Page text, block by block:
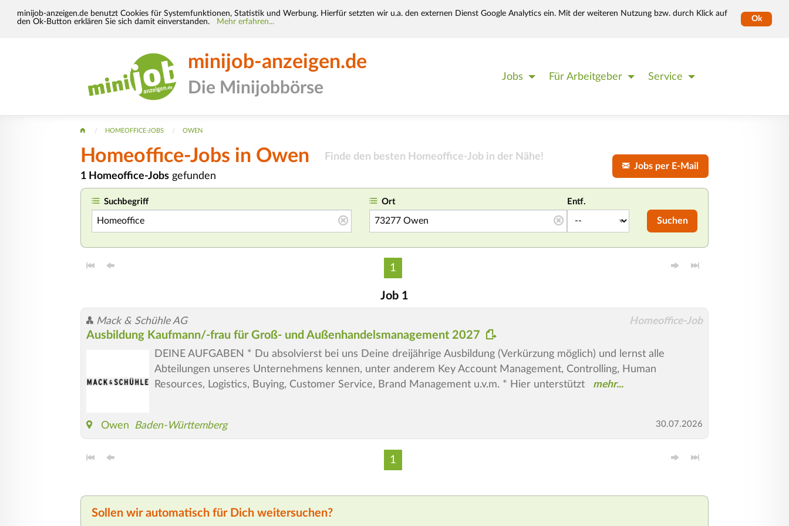
minijob-anzeigen.de benutzt Cookies für Systemfunktionen, Statistik und Werbung. Hierfür setzten wir u.a. den externen Dienst Google Analytics ein. Mit der weiteren Nutzung bzw. durch Klick auf
den Ok-Button erklären Sie sich damit einverstanden.
Mehr erfahren... Ok
minijob-anzeigen.de
Die Minijobbörse
Jobs Für Arbeitgeber Service
HOMEOFFICE-JOBS OWEN
Homeoffice-Jobs in Owen Finde den besten Homeoffice-Job in der Nähe!
1 Homeoffice-Jobs gefunden
Jobs per E-Mail
Suchbegriff Ort Entf.
Suchen
1
Job 1
Mack & Schühle AG Homeoffice-Job
Ausbildung Kaufmann/-frau für Groß- und Außenhandelsmanagement 2027
DEINE AUFGABEN * Du absolvierst bei uns Deine dreijährige Ausbildung (Verkürzung möglich) und lernst alle
Abteilungen unseres Unternehmens kennen, unter anderem Key Account Management, Controlling, Human
Resources, Logistics, Buying, Customer Service, Brand Management u.v.m. * Hier unterstützt
Owen Baden-Württemberg 30.07.2026
1
Sollen wir automatisch für Dich weitersuchen?